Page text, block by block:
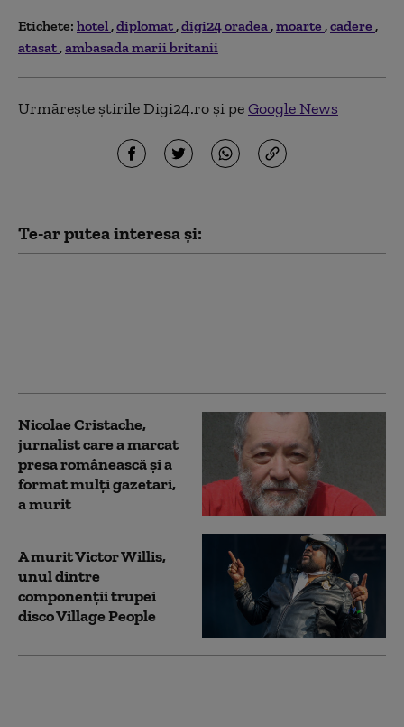
Etichete: hotel diplomat digi24 oradea moarte cadere
atasat ambasada marii britanii
Urmărește știrile Digi24.ro și peGoogle News
Te-ar putea interesa și:
Nicolae Cristache,
jurnalist care a marcat
presa românească și a
format mulți gazetari,
a murit
A murit Victor Willis,
unul dintre
componenţii trupei
disco Village People